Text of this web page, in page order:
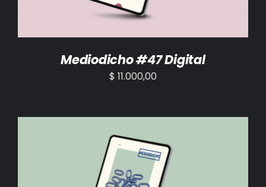
Mediodicho #47 Digital
$ 11.000,00